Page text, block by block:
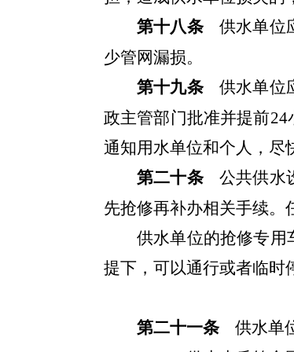
第十八条
供水单位
少管网漏损。
第十九条
供水单位
政主管部门批准并提前
通知用水单位和个人，尽
第二十条
公共供水
先抢修再补办相关手续。
供水单位的抢修专用
提下，可以通行或者临时
第二十一条
供水单